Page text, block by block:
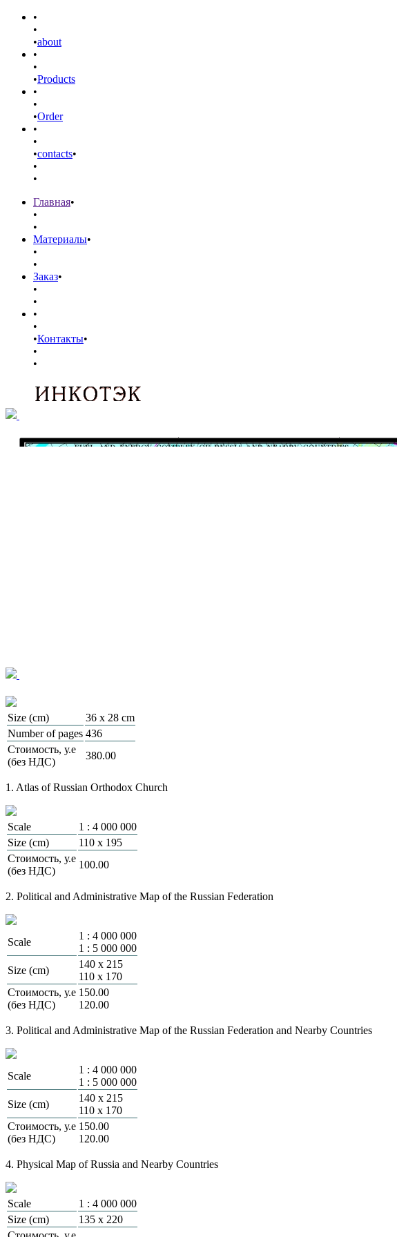
•
•
•about
•
•
•Products
•
•
•Order
•
•
•contacts•
•
•
Главная•
•
•
Материалы•
•
•
Заказ•
•
•
•
•
•Контакты•
•
•
Size (cm)
36 x 28 cm
Number of pages 436
Стоимость, у.е
(без НДС)
380.00
1. Atlas of Russian Orthodox Church
Scale
1 : 4 000 000
Size (cm)
110 х 195
Стоимость, у.е
(без НДС)
100.00
2. Political and Administrative Map of the Russian Federation
Scale
1 : 4 000 000
1 : 5 000 000
Size (cm)
140 х 215
110 х 170
Стоимость, у.е
(без НДС)
150.00
120.00
3. Political and Administrative Map of the Russian Federation and Nearby Countries
Scale
1 : 4 000 000
1 : 5 000 000
Size (cm)
140 х 215
110 х 170
Стоимость, у.е
(без НДС)
150.00
120.00
4. Physical Map of Russia and Nearby Countries
Scale
1 : 4 000 000
Size (cm)
135 х 220